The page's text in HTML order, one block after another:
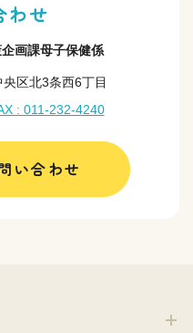
わせ
画課母子保健係
区北3条西6丁目
: 011-232-4240
い合わせ